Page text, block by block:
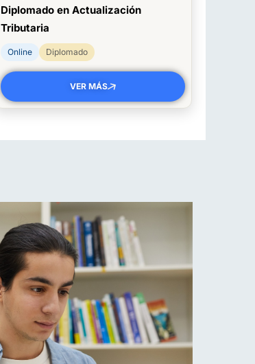
Diplomado en Actualización
Tributaria
Online Diplomado
VER MÁS